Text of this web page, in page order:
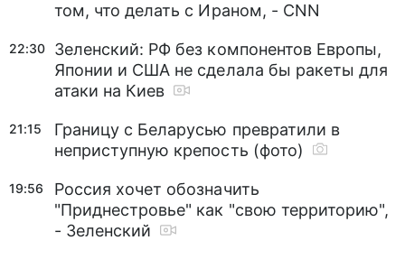
том, что делать с Ираном, - CNN
22:30
Зеленский: РФ без компонентов Европы,
Японии и США не сделала бы ракеты для
атаки на Киев
21:15
Границу с Беларусью превратили в
неприступную крепость (фото)
19:56
Россия хочет обозначить
"Приднестровье" как "свою территорию",
- Зеленский